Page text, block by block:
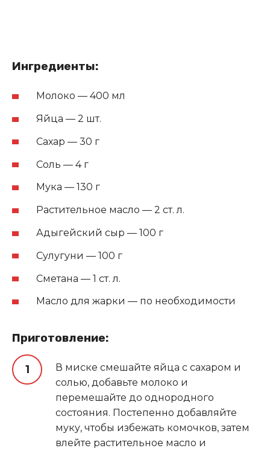
Ингредиенты:
Молоко — 400 мл
Яйца — 2 шт.
Сахар — 30 г
Соль — 4 г
Мука — 130 г
Растительное масло — 2 ст. л.
Адыгейский сыр — 100 г
Сулугуни — 100 г
Сметана — 1 ст. л.
Масло для жарки — по необходимости
Приготовление:
В миске смешайте яйца с сахаром и
солью, добавьте молоко и
перемешайте до однородного
состояния. Постепенно добавляйте
муку, чтобы избежать комочков, затем
влейте растительное масло и